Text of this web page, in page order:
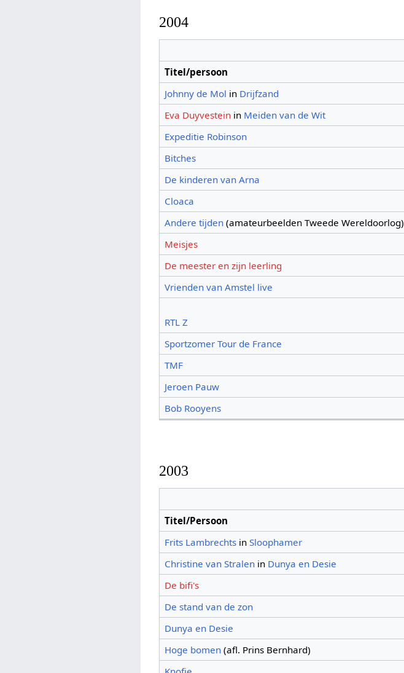
2004
Titel/persoon
Johnny de Mol in Drijfzand
Eva Duyvesteinin Meiden van de Wit
Expeditie Robinson
Bitches
De kinderen van Arna
Cloaca
Andere tijden(amateurbeelden Tweede Wereldoorlog)
Meisjes
De meester en zijn leerling
Vrienden van Amstel live
RTL Z
Sportzomer Tour de France
TMF
Jeroen Pauw
Bob Rooyens
2003
Titel/Persoon
Frits Lambrechtsin Sloophamer
Christine van Stralenin Dunya en Desie
De bifi's
De stand van de zon
Dunya en Desie
Hoge bomen(afl. Prins Bernhard)